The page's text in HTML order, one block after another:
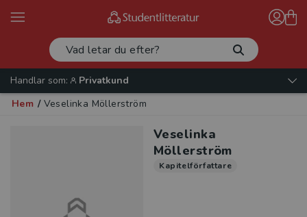
Handlar som:
Privatkund
Hem / Veselinka Möllerström
Veselinka
Möllerström
Kapitelförfattare